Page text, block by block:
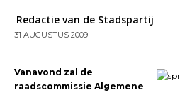
Redactie van de Stadspartij
31 AUGUSTUS 2009
Vanavond zal de
raadscommissie Algemene